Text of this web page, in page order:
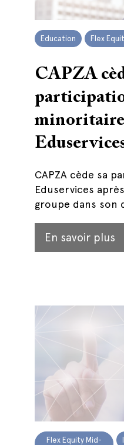
Education Flex
CAPZA
minoritaire
CAPZA cède sa
Eduservices
groupe dans son
En savoir plus
Flex Equity Mid-